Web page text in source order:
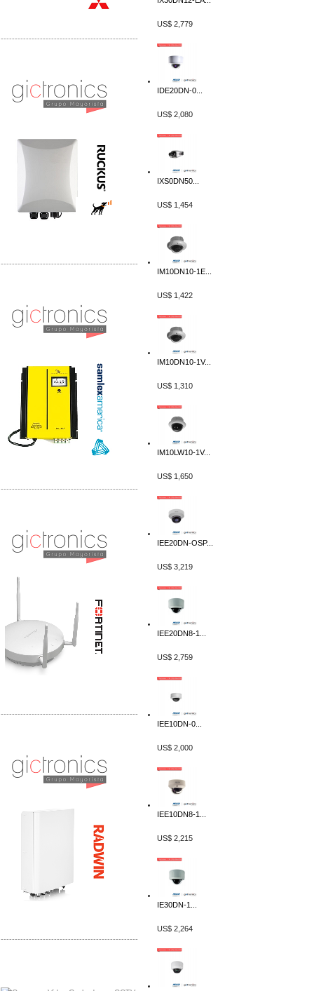
-------------------------------------------------
-------------------------------------------------
-------------------------------------------------
-------------------------------------------------
-------------------------------------------------
US$ 2,779
IDE20DN-0...
US$ 2,080
IXS0DN50...
US$ 1,454
IM10DN10-1E...
US$ 1,422
IM10DN10-1V...
US$ 1,310
IM10LW10-1V...
US$ 1,650
IEE20DN-OSP...
US$ 3,219
IEE20DN8-1...
US$ 2,759
IEE10DN-0...
US$ 2,000
IEE10DN8-1...
US$ 2,215
IE30DN-1...
US$ 2,264